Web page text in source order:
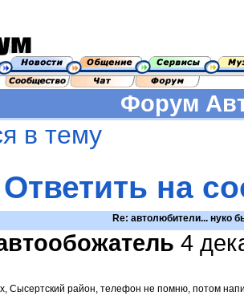
Форум
в тему
Ответить на
Re: автолюбители... нуко
4
Сысертский район, телефон не помню, потом